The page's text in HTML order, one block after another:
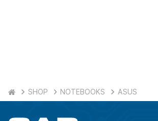
SHOP NOTEBOOKS ASUS